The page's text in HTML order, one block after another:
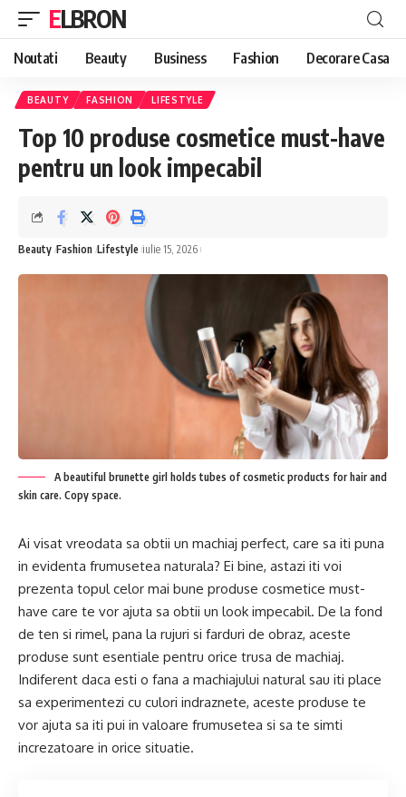
ELBRON
Noutati Beauty Business Fashion Decorare Casa
BEAUTY FASHION LIFESTYLE
Top 10 produse cosmetice must-have
pentru un look impecabil
Beauty Fashion Lifestyle iulie 15, 2026
A beautiful brunette girl holds tubes of cosmetic products for hair and
skin care. Copy space.
Ai visat vreodata sa obtii un machiaj perfect, care sa iti puna
in evidenta frumusetea naturala? Ei bine, astazi iti voi
prezenta topul celor mai bune produse cosmetice must-
have care te vor ajuta sa obtii un look impecabil. De la fond
de ten si rimel, pana la rujuri si farduri de obraz, aceste
produse sunt esentiale pentru orice trusa de machiaj.
Indiferent daca esti o fana a machiajului natural sau iti place
sa experimentezi cu culori indraznete, aceste produse te
vor ajuta sa iti pui in valoare frumusetea si sa te simti
increzatoare in orice situatie.